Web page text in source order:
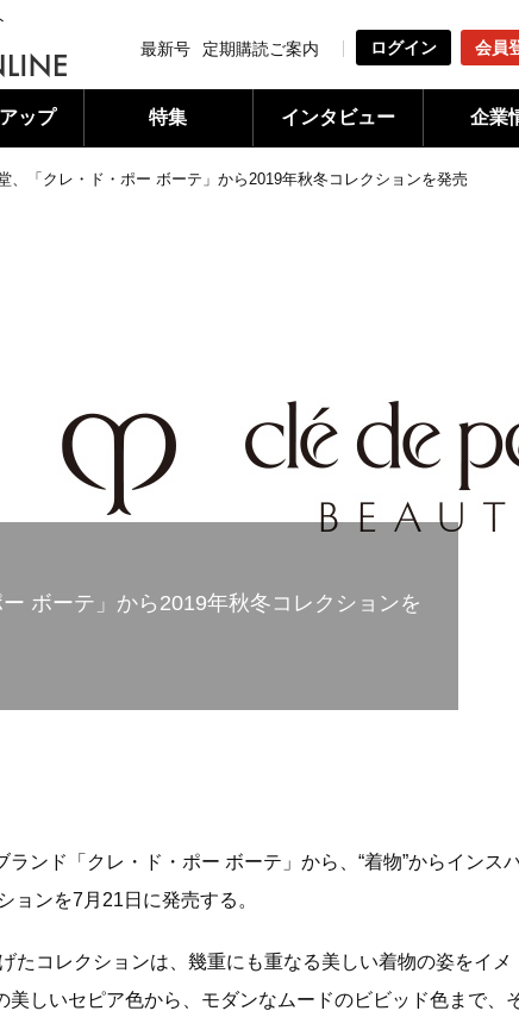
最新号 定期購読ご案内 ログイン 会員
ップ 特集 インタビュー 企業
、「クレ・ド・ポー ボーテ」から2019年秋冬コレクションを発売
ボーテ」から2019年秋冬コレクションを
ンド「クレ・ド・ポー ボーテ」から、“着物”からインス
ョンを7月21日に発売する。
たコレクションは、幾重にも重なる美しい着物の姿をイメ
美しいセピア色から、モダンなムードのビビッド色まで、